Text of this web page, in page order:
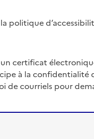
politique
certificat
à la confidentialité
de courriels pour